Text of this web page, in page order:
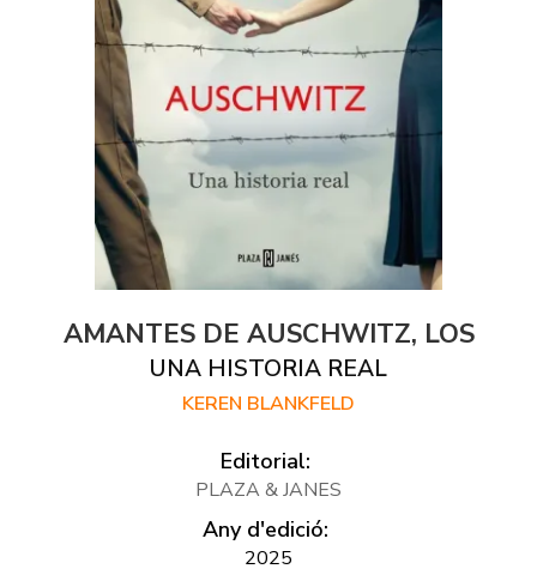
AMANTES DE AUSCHWITZ, LOS
UNA HISTORIA REAL
KEREN BLANKFELD
Editorial:
PLAZA & JANES
Any d'edició:
2025